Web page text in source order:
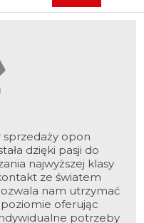
sprzedaży opon
dzięki pasji do
najwyższej klasy
ze światem
nam utrzymać
poziomie oferując
potrzeby